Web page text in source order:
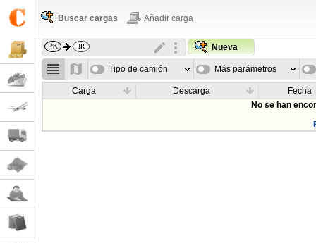
Buscar cargas Añadir carga
Nueva
Tipo de camión Más parámetros
Carga Descarga
Fecha
No se han